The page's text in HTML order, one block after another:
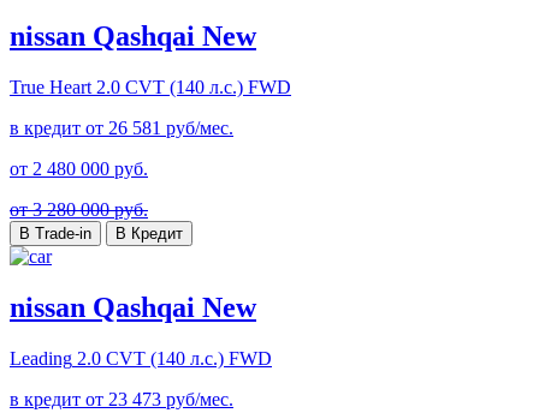
nissan Qashqai New
True Heart 2.0 CVT (140 л.с.) FWD
в кредит от 26 581 руб/мес.
от 2 480 000 руб.
от 3 280 000 руб.
В Trade-in В Кредит
nissan Qashqai New
Leading 2.0 CVT (140 л.с.) FWD
в кредит от 23 473 руб/мес.